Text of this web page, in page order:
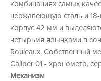
комбинациях самых
нержавеющую сталь и
корпус 42 мм и
четырьмя язычками в
Rouleaux. Собственный
Caliber 01 - хронометр,
Механизм